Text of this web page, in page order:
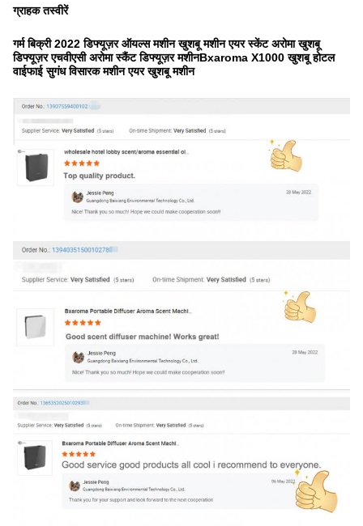
ग्राहक तस्वीरें
गर्म बिक्री 2022 डिफ्यूज़र ऑयल्स मशीन खुशबू मशीन एयर स्केंट अरोमा खुशबू
डिफ्यूज़र एचवीएसी अरोमा स्कैंट डिफ्यूज़र मशीनBxaroma X1000 खुशबू होटल
वाईफाई सुगंध विसारक मशीन एयर खुशबू मशीन